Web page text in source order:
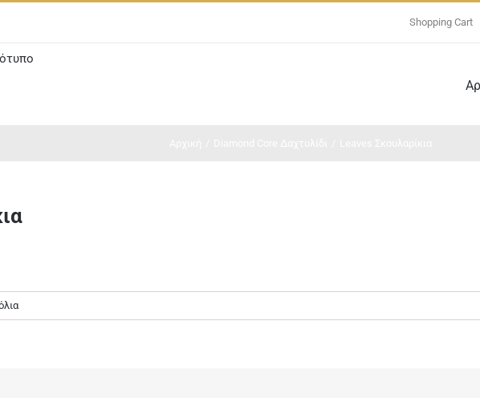
Shopping Cart